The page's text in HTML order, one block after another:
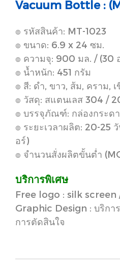
Vacuum Bottle :
๏ รหัสสินค้า: MT-1023
๏ ขนาด: 6.9 x 24 ซม.
๏ ความจุ: 900 มล. / (30
๏ น้ำหนัก: 451 กรัม
๏ สี: ดำ, ขาว, ส้ม, คราม,
๏ วัสดุ: สแตนเลส 304 /
๏ บรรจุภัณฑ์: กล่องกระด
๏ ระยะเวลาผลิต: 20-25
อร์)
๏ จำนวนสั่งผลิตขั้นต่ำ
บริการพิเศษ
Free logo : silk screen
Graphic Design : บริกา
การตัดสินใจ